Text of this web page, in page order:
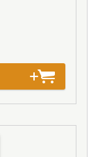
mínimo
o mínimo
saneamento
e o Ministério